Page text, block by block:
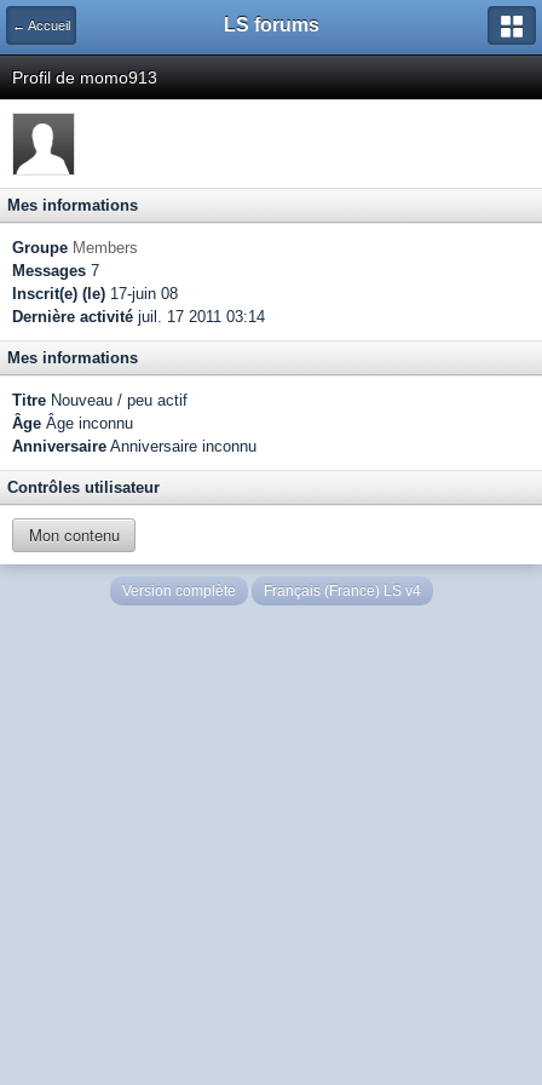
← Accueil LS forums
Profil de momo913
Mes informations
Groupe Members
Messages 7
Inscrit(e) (le) 17-juin 08
Dernière activité juil. 17 2011 03:14
Mes informations
Titre Nouveau / peu actif
Âge Âge inconnu
Anniversaire Anniversaire inconnu
Contrôles utilisateur
Mon contenu
Version complète Français (France) LS v4